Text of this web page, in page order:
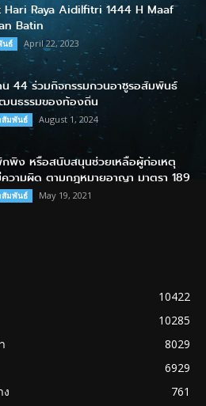
Hari Raya Aidilfitri 1444 H Maaf
Batin
นธ์ April 22, 2023
น 44 ร่วมกิจกรรมกวนอาซูรอสัมพันธ์
นธรรมของท้องถิ่น
สัมพันธ์ August 1, 2024
กพิง หรือสนับสนุนช่วยเหลือผู้ก่อเหตุ
วามผิด ตามกฎหมายอาญา มาตรา 189
สัมพันธ์ May 19, 2021
10422
10285
8029
6929
761